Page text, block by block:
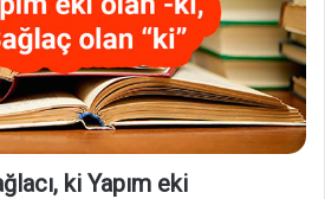
ki Yapım eki